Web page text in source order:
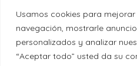
Usamos cookies para
navegación, mostrarle
personalizados y analizar
“Aceptar todo” usted da su
de